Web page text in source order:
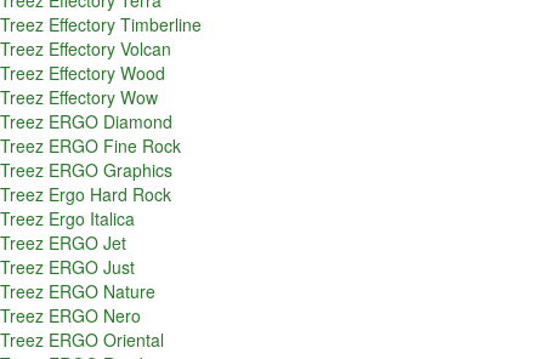
Treez Effectory Timberline
Treez Effectory Volcan
Treez Effectory Wood
Treez Effectory Wow
Treez ERGO Diamond
Treez ERGO Fine Rock
Treez ERGO Graphics
Treez Ergo Hard Rock
Treez Ergo Italica
Treez ERGO Jet
Treez ERGO Just
Treez ERGO Nature
Treez ERGO Nero
Treez ERGO Oriental